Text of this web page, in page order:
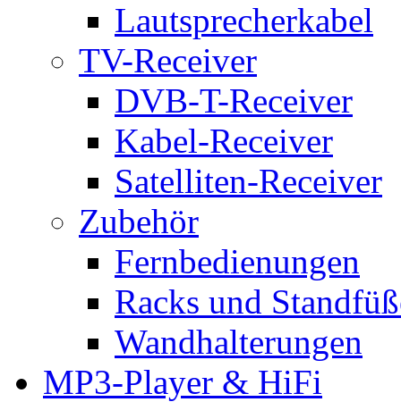
Lautsprecherkabel
TV-Receiver
DVB-T-Receiver
Kabel-Receiver
Satelliten-Receiver
Zubehör
Fernbedienungen
Racks und
Wandhalterungen
MP3-Player & HiFi